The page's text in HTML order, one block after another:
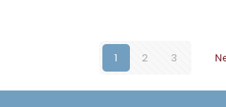
1 2 3